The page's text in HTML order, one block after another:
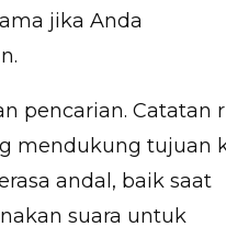
jika Anda
pencarian. Catatan
mendukung tujuan
andal, baik saat
suara untuk